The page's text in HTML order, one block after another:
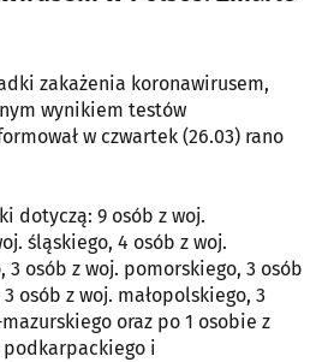
zakażenia koronawirusem,
wynikiem testów
w czwartek (26.03) rano
dotyczą: 9 osób z woj.
śląskiego, 4 osób z woj.
3 osób z woj. pomorskiego, 3 osób
osób z woj. małopolskiego, 3
oraz po 1 osobie z
i